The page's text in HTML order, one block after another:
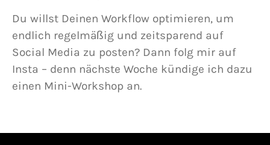
Du willst Deinen Workflow optimieren, um
endlich regelmäßig und zeitsparend auf
Social Media zu posten? Dann folg mir auf
Insta – denn nächste Woche kündige ich dazu
einen Mini-Workshop an.